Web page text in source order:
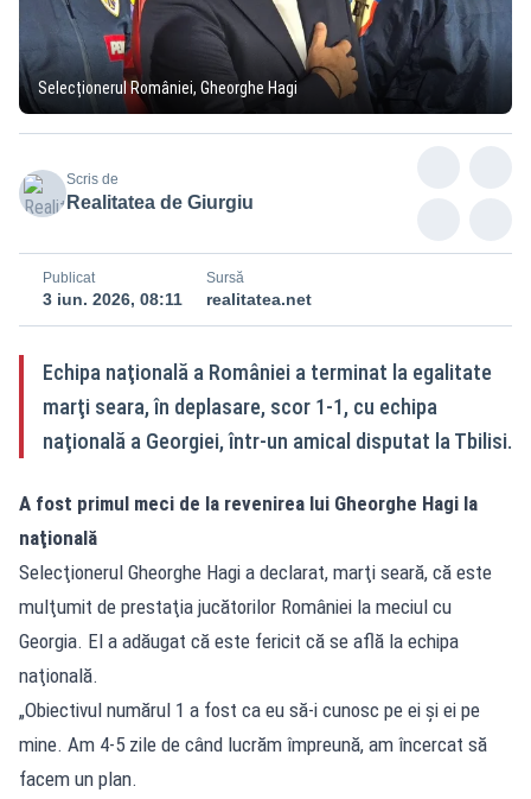
Selecționerul României, Gheorghe Hagi
Scris de
Realitatea de Giurgiu
Publicat
3 iun. 2026, 08:11
Sursă
realitatea.net
Echipa naţională a României a terminat la egalitate
marţi seara, în deplasare, scor 1-1, cu echipa
naţională a Georgiei, într-un amical disputat la Tbilisi.
A fost primul meci de la revenirea lui Gheorghe Hagi la
naţională
Selecţionerul Gheorghe Hagi a declarat, marţi seară, că este
mulţumit de prestaţia jucătorilor României la meciul cu
Georgia. El a adăugat că este fericit că se află la echipa
naţională.
„Obiectivul numărul 1 a fost ca eu să-i cunosc pe ei şi ei pe
mine. Am 4-5 zile de când lucrăm împreună, am încercat să
facem un plan.